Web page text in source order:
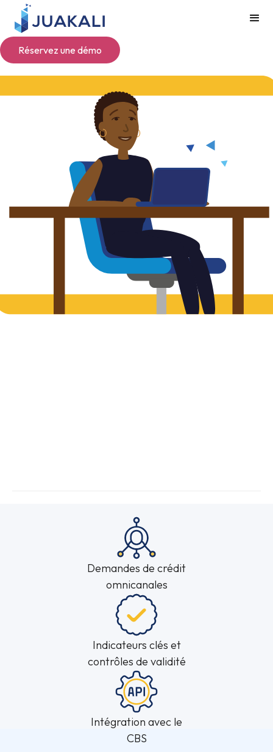
Réservez une démo
Demandes de crédit
omnicanales
Indicateurs clés et
contrôles de validité
Intégration avec le
CBS